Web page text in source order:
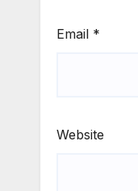
Email *
Website